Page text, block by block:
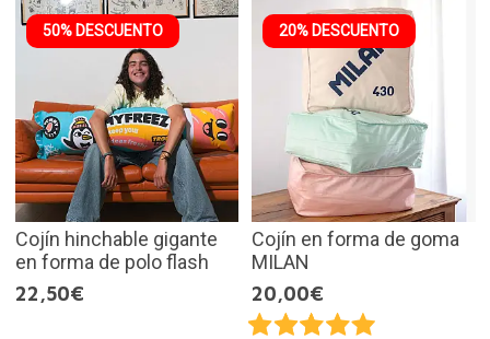
50% DESCUENTO
Cojín hinchable gigante
en forma de polo flash
22,50€
20% DESCUENTO
Cojín en forma de goma
MILAN
20,00€